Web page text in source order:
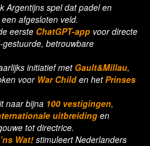
Argentijns spel dat padel en
afgesloten veld.
eerste ChatGPT-app voor directe
betrouwbare
initiatief met Gault&Millau,
voor War Childen hetPrinses
naar bijna 100 vestigingen,
uitbreiding en
tot directrice.
Wat! stimuleert Nederlanders